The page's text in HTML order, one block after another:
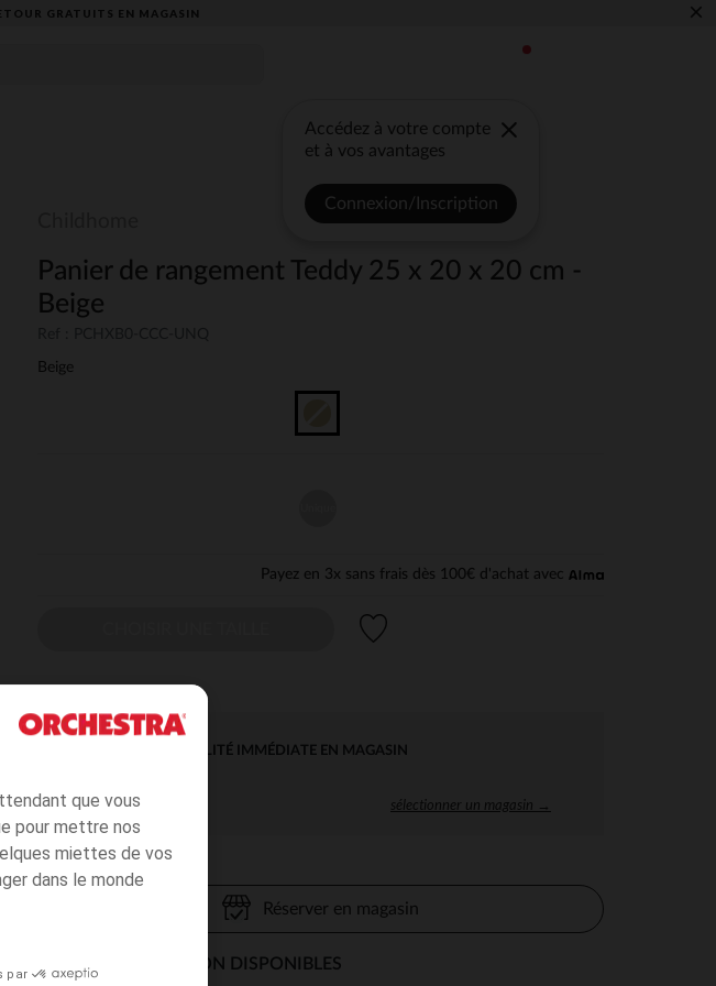
que vous
pour mettre nos
miettes de vos
dans le monde
par
GRATUITS EN MAGASIN​ ×
Accédez à votre compte
et à vos avantages
Connexion/Inscription
Panier de rangement Teddy 25 x 20 x 20 cm -
Beige
Beige
Payez en 3x sans frais dès 100€ d'achat avec
DISPONIBILITÉ IMMÉDIATE EN MAGASIN
sélectionner un magasin →
Réserver en magasin
MODES DE LIVRAISON DISPONIBLES